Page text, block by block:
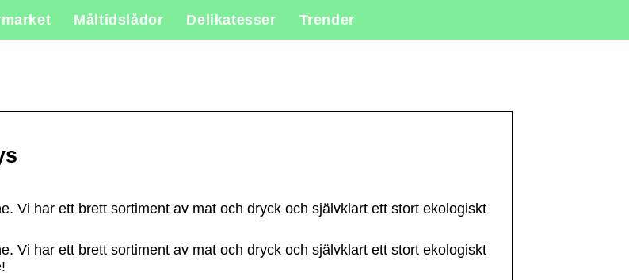
Måltidslådor Delikatesser Trender
Vi har ett brett sortiment av mat och dryck och självklart ett stort ekologiskt
Vi har ett brett sortiment av mat och dryck och självklart ett stort ekologiskt